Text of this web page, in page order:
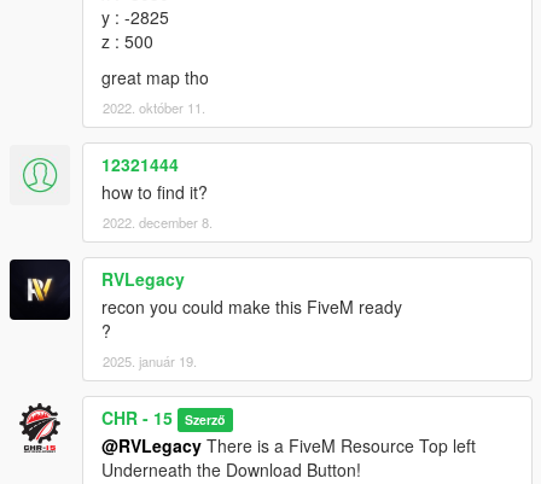
y : -2825
z : 500
great map tho
2022. október 11.
12321444
how to find it?
2022. december 8.
RVLegacy
recon you could make this FiveM ready
?
2025. január 19.
CHR - 15 Szerző
@RVLegacy There is a FiveM Resource Top left
Underneath the Download Button!